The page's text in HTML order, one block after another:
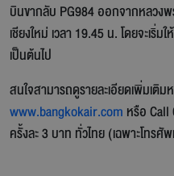
บินขากลับ PG984 ออกจากหลวง
เชียงใหม่ เวลา 19.45 น. โดยจะเริ่
เป็นต้นไป
สนใจสามารถดูรายละเอียดเพิ่มเติ
www.bangkokair.com หรือ Call
ครั้งละ 3 บาท ทั่วไทย (เฉพาะโทร